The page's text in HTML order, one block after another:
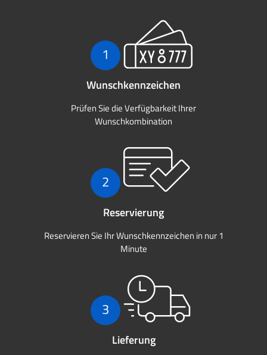
1
Wunschkennzeichen
Prüfen Sie die Verfügbarkeit Ihrer
Wunschkombination
2
Reservierung
Reservieren Sie Ihr Wunschkennzeichen in nur 1
Minute
3
Lieferung